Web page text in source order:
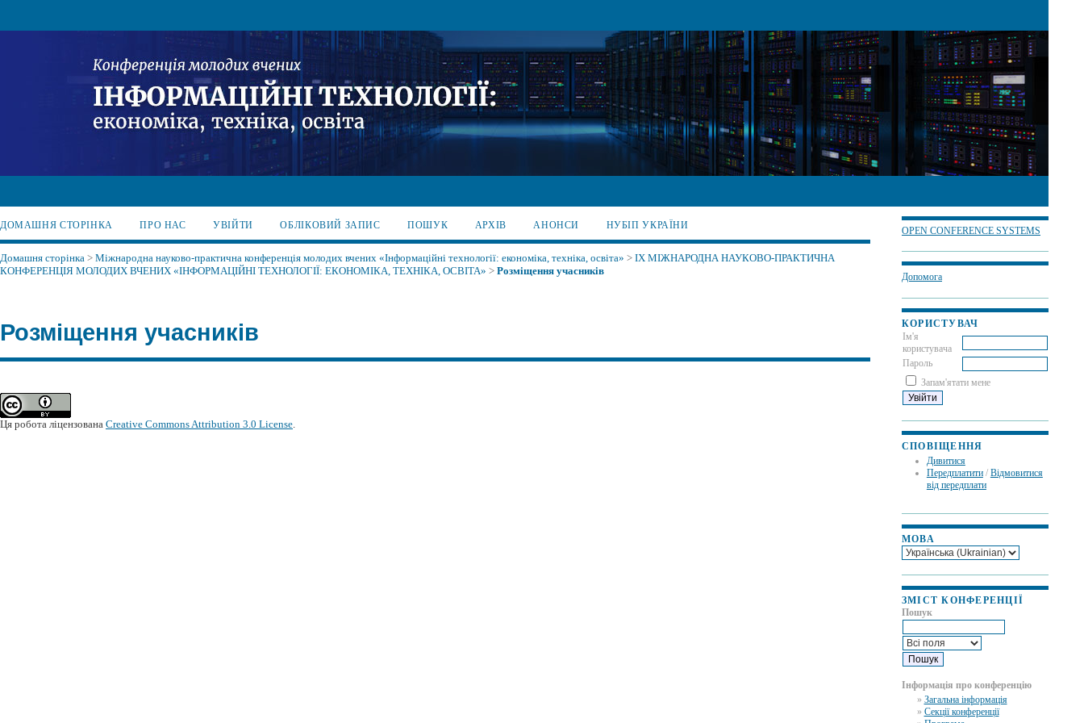
OPEN CONFERENCE SYSTEMS
Допомога
КОРИСТУВАЧ
Ім'я
користувача
Пароль
Запам'ятати мене
СПОВІЩЕННЯ
Дивитися
Передплатити/ Відмовитися
від передплати
МОВА
ЗМІСТ КОНФЕРЕНЦІЇ
Пошук
Інформація про конференцію
» Загальна інформація
» Секції конференції
ДОМАШНЯ СТОРІНКА ПРО НАС УВІЙТИ ОБЛІКОВИЙ ЗАПИС ПОШУК АРХІВ АНОНСИ НУБІП УКРАЇНИ
Домашня сторінка > Міжнародна науково-практична конференція молодих вчених «Інформаційні технології: економіка, техніка, освіта» > IX МІЖНАРОДНА НАУКОВО-ПРАКТИЧНА
КОНФЕРЕНЦІЯ МОЛОДИХ ВЧЕНИХ «ІНФОРМАЦІЙНІ ТЕХНОЛОГІЇ: ЕКОНОМІКА, ТЕХНІКА, ОСВІТА» > Розміщення учасників
Розміщення учасників
Ця робота ліцензована Creative Commons Attribution 3.0 License